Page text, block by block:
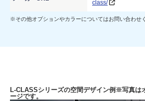
class/
※その他オプションやカラーについてはお問い合わせ
L-CLASSシリーズの空間デザイン例 ※写真は
ージです。